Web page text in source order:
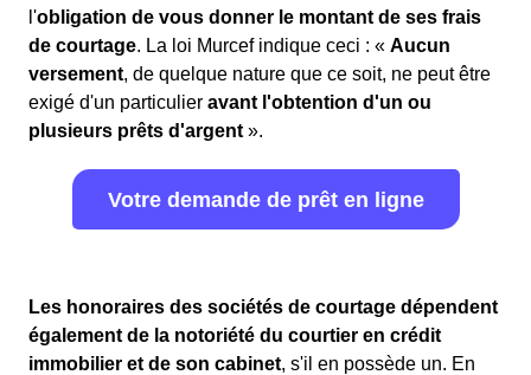
l'obligation de vous donner le montant de ses frais
de courtage. La loi Murcef indique ceci : « Aucun
versement, de quelque nature que ce soit, ne peut être
exigé d'un particulier avant l'obtention d'un ou
plusieurs prêts d'argent ».
Votre demande de prêt en ligne
Les honoraires des sociétés de courtage dépendent
également de la notoriété du courtier en crédit
immobilier et de son cabinet, s'il en possède un. En